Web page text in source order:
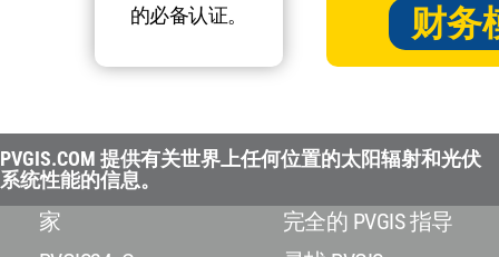
的必备认证。
财务
PVGIS.COM 提供有关世界上任何位置的太阳辐射和光伏
系统性能的信息。
家
完全的 PVGIS 指导